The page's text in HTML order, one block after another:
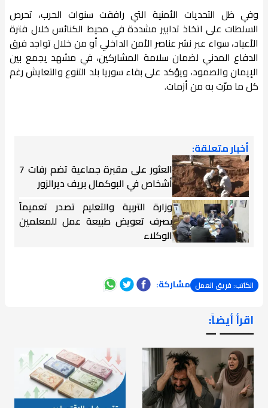
وفي ظل التحديات الأمنية التي رافقت سنوات الحرب، تحرص
السلطات على اتخاذ تدابير مشددة في محيط الكنائس خلال فترة
الأعياد، سواء عبر نشر عناصر الأمن الداخلي أو من خلال تواجد فرق
الدفاع المدني لضمان سلامة المشاركين، في مشهد يجمع بين
الإيمان والصمود، ويؤكد على بقاء سوريا بلد التنوع والتعايش رغم
كل ما مرّت به من أزمات.
أخبار متعلقة:
العثور على مقبرة جماعية تضم رفات 7
أشخاص في البوكمال بريف ديرالزور
وزارة التربية والتعليم تصدر تعميماً
بصرف تعويض طبيعة عمل للمعلمين
الوكلاء
الكاتب: فريق العمل مشاركة:
اقرأ أيضاً:
ـــــــ ــ